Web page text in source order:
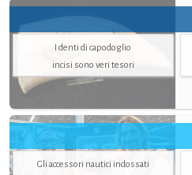
I denti di capodoglio
incisi sono veri tesori
Gli accessori nautici indossati